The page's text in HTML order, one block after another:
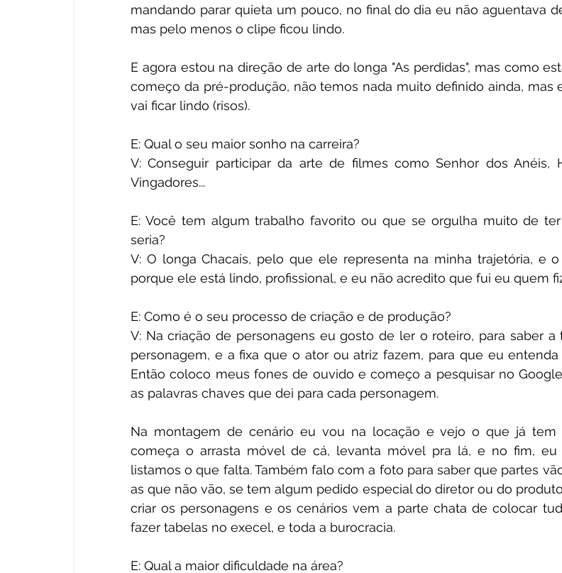
mandando parar quieta um pouco, no final do dia eu não aguentava
mas pelo menos o clipe ficou lindo.
E agora estou na direção de arte do longa "As perdidas", mas como
começo da pré-produção, não temos nada muito definido ainda, mas
vai ficar lindo (risos).
E: Qual o seu maior sonho na carreira?
V: Conseguir participar da arte de filmes como Senhor dos Anéis,
Vingadores...
E: Você tem algum trabalho favorito ou que se orgulha muito de
seria?
V: O longa Chacais, pelo que ele representa na minha trajetória, e
porque ele está lindo, profissional, e eu não acredito que fui eu quem
E: Como é o seu processo de criação e de produção?
V: Na criação de personagens eu gosto de ler o roteiro, para saber a
personagem, e a fixa que o ator ou atriz fazem, para que eu
Então coloco meus fones de ouvido e começo a pesquisar no
as palavras chaves que dei para cada personagem.
Na montagem de cenário eu vou na locação e vejo o que já tem
começa o arrasta móvel de cá, levanta móvel pra lá, e no fim,
listamos o que falta. Também falo com a foto para saber que partes
as que não vão, se tem algum pedido especial do diretor ou do
criar os personagens e os cenários vem a parte chata de colocar
fazer tabelas no execel, e toda a burocracia.
E: Qual a maior dificuldade na área?